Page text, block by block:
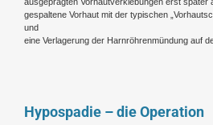
gespaltene Vorhaut mit der typischen
und
eine Verlagerung der Harnröhrenmündung auf
Hypospadie – die Operation